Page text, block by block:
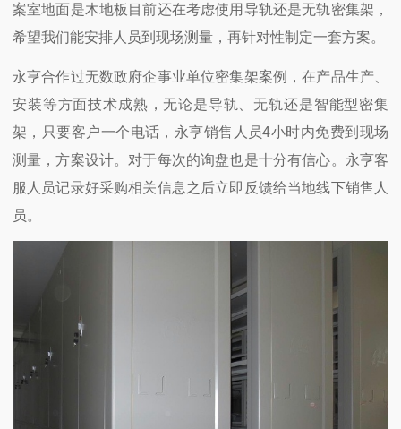
案室地面是木地板目前还在考虑使用导轨还是无轨密集架，
希望我们能安排人员到现场测量，再针对性制定一套方案。
永亨合作过无数政府企事业单位密集架案例，在产品生产、
安装等方面技术成熟，无论是导轨、无轨还是智能型密集
架，只要客户一个电话，永亨销售人员4小时内免费到现场
测量，方案设计。对于每次的询盘也是十分有信心。永亨客
服人员记录好采购相关信息之后立即反馈给当地线下销售人
员。